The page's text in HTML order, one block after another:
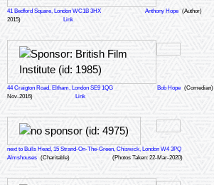
41 Bedford Square, London WC1B 3HX Anthony Hope (Author)
2015)
Link
44 Craigton Road, Eltham, London SE9 1QG Bob Hope (Comedian)
Nov-2016)
Link
next to Bulls Head, 15 Strand-On-The-Green, Chiswick, London W4 3PQ
Almshouses (Charitable) (Photos Taken: 22-Mar-2020)